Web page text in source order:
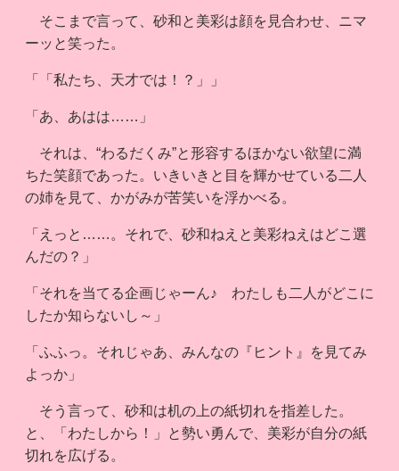
そこまで言って、砂和と美彩は顔を見合わせ、ニマ
ーッと笑った。
「「私たち、天才では！？」」
「あ、あはは……」
それは、“わるだくみ”と形容するほかない欲望に満
ちた笑顔であった。いきいきと目を輝かせている二人
の姉を見て、かがみが苦笑いを浮かべる。
「えっと……。それで、砂和ねえと美彩ねえはどこ選
んだの？」
「それを当てる企画じゃーん♪ わたしも二人がどこに
したか知らないし～」
「ふふっ。それじゃあ、みんなの『ヒント』を見てみ
よっか」
そう言って、砂和は机の上の紙切れを指差した。
と、「わたしから！」と勢い勇んで、美彩が自分の紙
切れを広げる。